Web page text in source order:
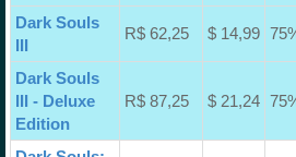
Dark Souls
III
R$ 62,25 $ 14,99
Dark Souls
III - Deluxe
Edition
R$ 87,25 $ 21,24